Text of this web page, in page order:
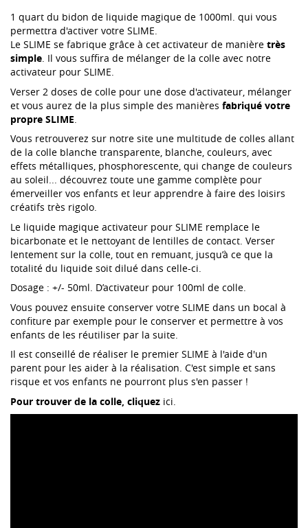
1 quart du bidon de liquide magique de 1000ml. qui vous
permettra d'activer votre SLIME.
Le SLIME se fabrique grâce à cet activateur de manière très
simple. Il vous suffira de mélanger de la colle avec notre
activateur pour SLIME.
Verser 2 doses de colle pour une dose d'activateur, mélanger
et vous aurez de la plus simple des manières fabriqué votre
propre SLIME
Vous retrouverez sur notre site une multitude de colles allant
de la colle blanche transparente, blanche, couleurs, avec
effets métalliques, phosphorescente, qui change de couleurs
au soleil... découvrez toute une gamme complète pour
émerveiller vos enfants et leur apprendre à faire des loisirs
créatifs très rigolo.
Le liquide magique activateur pour SLIME remplace le
bicarbonate et le nettoyant de lentilles de contact. Verser
lentement sur la colle, tout en remuant, jusqu’à ce que la
totalité du liquide soit dilué dans celle-ci.
Dosage : +/- 50ml. D’activateur pour 100ml de colle.
Vous pouvez ensuite conserver votre SLIME dans un bocal à
confiture par exemple pour le conserver et permettre à vos
enfants de les réutiliser par la suite.
Il est conseillé de réaliser le premier SLIME à l'aide d'un
parent pour les aider à la réalisation. C'est simple et sans
risque et vos enfants ne pourront plus s'en passer !
Pour trouver de la colle, cliquez ici